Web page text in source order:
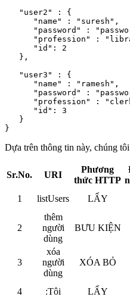
   "user2" : {
      "name" : "suresh",
"password" :
"profession" :
      "id": 2
   },
   "user3" : {
      "name" : "ramesh",
"password" :
"profession" :
      "id": 3
   }
Dựa trên thông tin này, chúng
Sr.No. URI
Phương
thức HTTP
1 listUsers LẤY
2
thêm
người
dùng
BƯU KIỆN
3
xóa
người
dùng
XÓA BỎ
4 :Tôi LẤY